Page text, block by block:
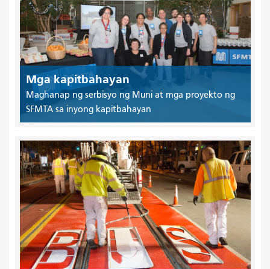
Mga kapitbahayan
Maghanap ng serbisyo ng Muni at mga proyekto ng
SFMTA sa inyong kapitbahayan